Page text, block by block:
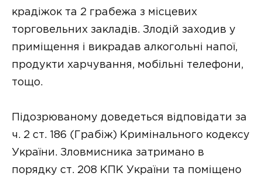
крадіжок та 2 грабежа з місцевих
торговельних закладів. Злодій заходив у
приміщення і викрадав алкогольні напої,
продукти харчування, мобільні телефони,
тощо.
Підозрюваному доведеться відповідати за
ч. 2 ст. 186 (Грабіж) Кримінального кодексу
України. Зловмисника затримано в
порядку ст. 208 КПК України та поміщено